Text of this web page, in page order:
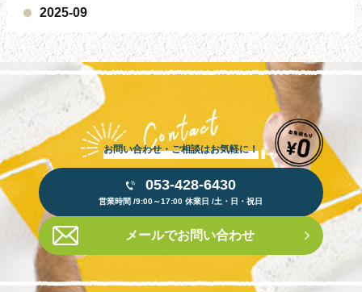
2025-09
お問い合わせ・ご相談はお気軽に！
053-428-6430
営業時間 /9:00～17:00 休業日 /土・日・祝日
メールでお問い合わせ